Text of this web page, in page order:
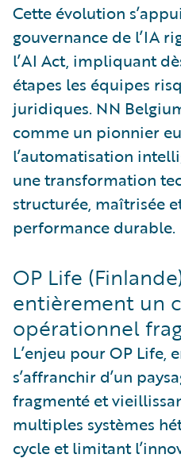
Cette évolution
gouvernance de l’IA
l’AI Act, impliquant
étapes les équipes
juridiques. NN
comme un pionnier
l’automatisation
une transformation
structurée, maîtrisée
performance durable.
OP Life
entièrement un
opérationnel
L’enjeu pour OP Life,
s’affranchir d’un
fragmenté et
multiples systèmes
cycle et limitant